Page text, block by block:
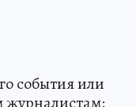
события или